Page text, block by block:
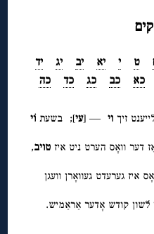
ט י יא יב יג
יד
כא כב כג כד כה
זיך וי — [עי]; בשעת וֹי
דער וואָס הערט ניט איזטויב,
איז גערעדט געוואָרן וועגן
לשון קודש אָדער אַראַמיש.